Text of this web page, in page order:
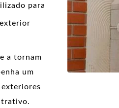
para
a tornam
um